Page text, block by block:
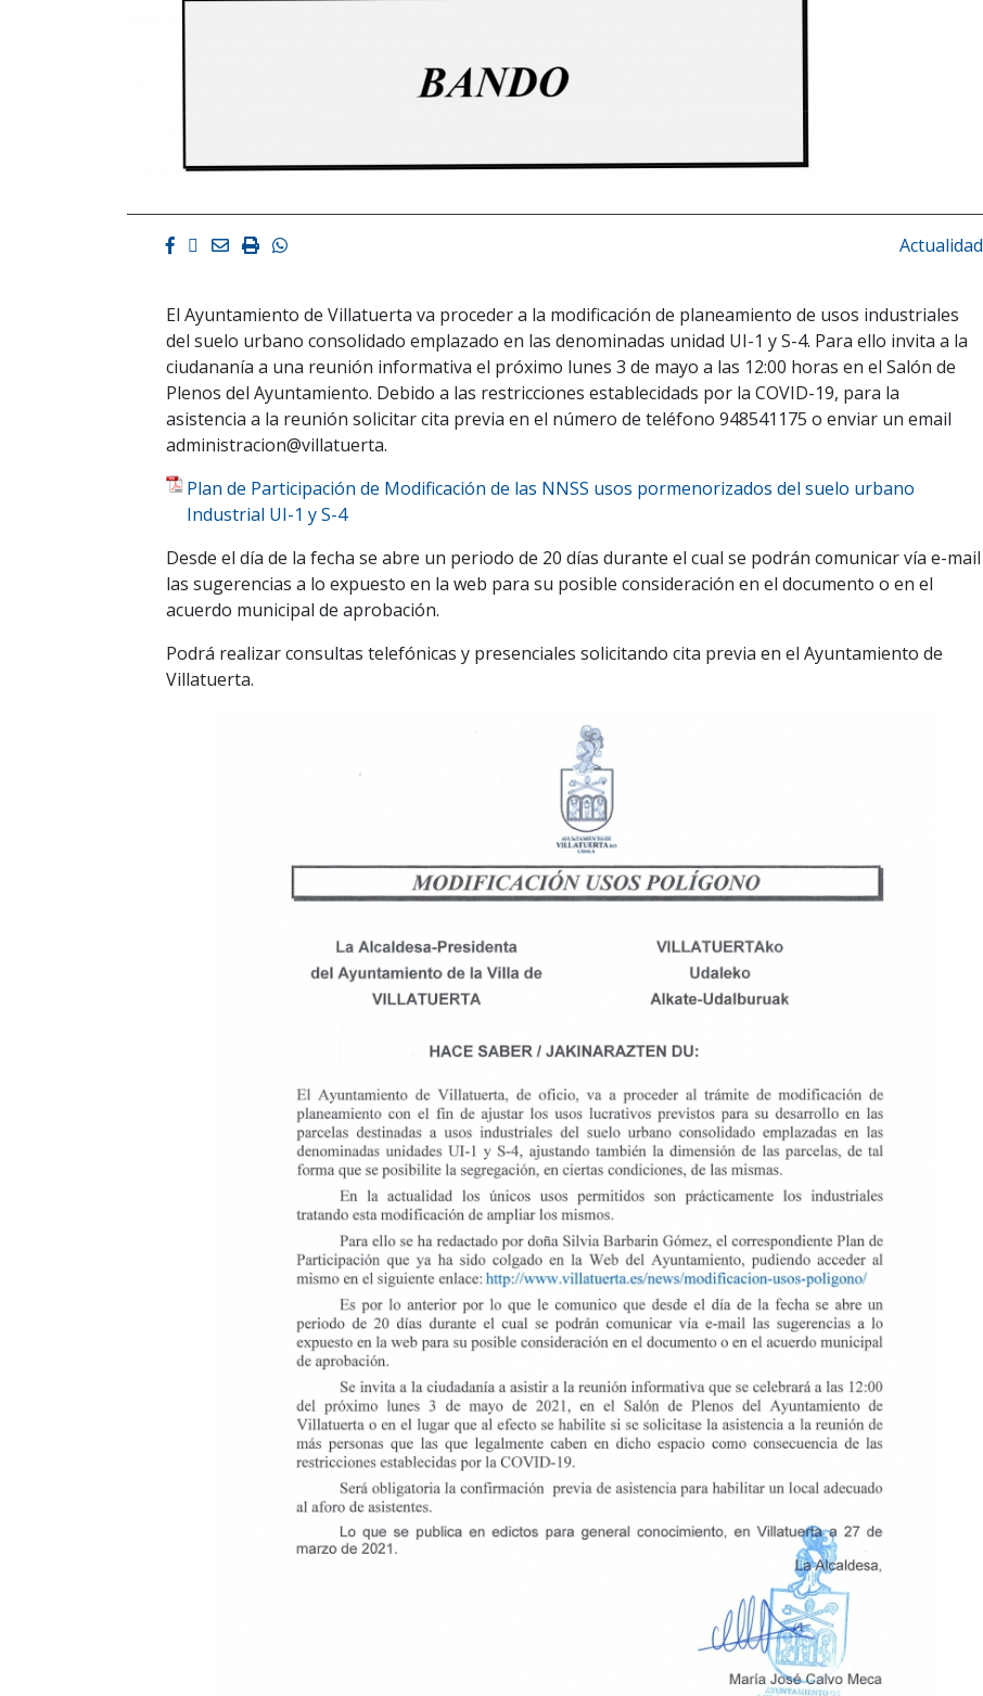
Facebook
Twitter
EmailImprimirWhatsapp Actualidad
El Ayuntamiento de Villatuerta va proceder a la modificación de planeamiento de usos industriales
del suelo urbano consolidado emplazado en las denominadas unidad UI-1 y S-4. Para ello invita a la
ciudananía a una reunión informativa el próximo lunes 3 de mayo a las 12:00 horas en el Salón de
Plenos del Ayuntamiento. Debido a las restricciones establecidads por la COVID-19, para la
asistencia a la reunión solicitar cita previa en el número de teléfono 948541175 o enviar un email
administracion@villatuerta.
Plan de Participación de Modificación de las NNSS usos pormenorizados del suelo urbano
Industrial UI-1 y S-4
Desde el día de la fecha se abre un periodo de 20 días durante el cual se podrán comunicar vía e-mail
las sugerencias a lo expuesto en la web para su posible consideración en el documento o en el
acuerdo municipal de aprobación.
Podrá realizar consultas telefónicas y presenciales solicitando cita previa en el Ayuntamiento de
Villatuerta.